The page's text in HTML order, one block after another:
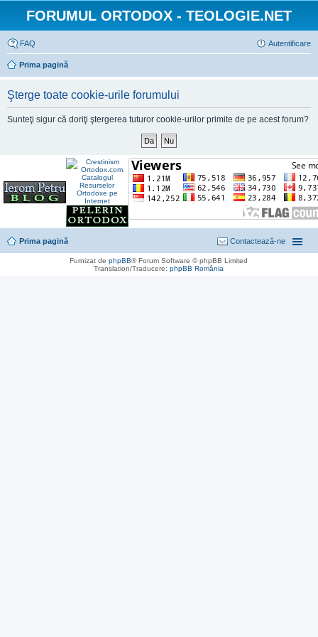
FORUMUL ORTODOX - TEOLOGIE.NET
FAQ Autentificare
Prima pagină
Şterge toate cookie-urile forumului
Sunteţi sigur că doriţi ştergerea tuturor cookie-urilor primite de pe acest forum?
Prima pagină Contactează-ne
Furnizat dephpBB® Forum Software © phpBB Limited
Translation/Traducere:phpBB România